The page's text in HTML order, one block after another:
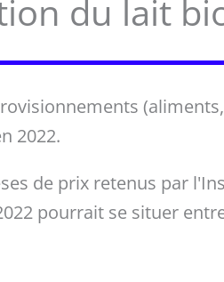
du lait
2022.
de prix retenus par
pourrait se situer